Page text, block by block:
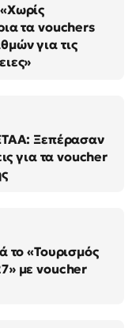
τα vouchers
για τις
Ξεπέρασαν
για τα voucher
το «Τουρισμός
με voucher